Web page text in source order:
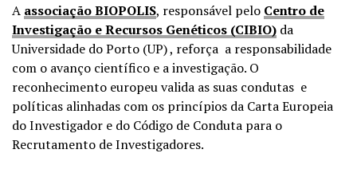
A associação BIOPOLIS, responsável pelo Centro de
Investigação e Recursos Genéticos (CIBIO) da
Universidade do Porto (UP) , reforça a responsabilidade
com o avanço científico e a investigação. O
reconhecimento europeu valida as suas condutas e
políticas alinhadas com os princípios da Carta Europeia
do Investigador e do Código de Conduta para o
Recrutamento de Investigadores.